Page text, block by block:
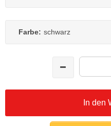
Farbe: schwarz
In den